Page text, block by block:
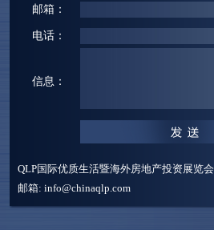
邮箱：
电话：
信息：
QLP国际优质生活暨海外房地产投资展览会
邮箱: info@chinaqlp.com